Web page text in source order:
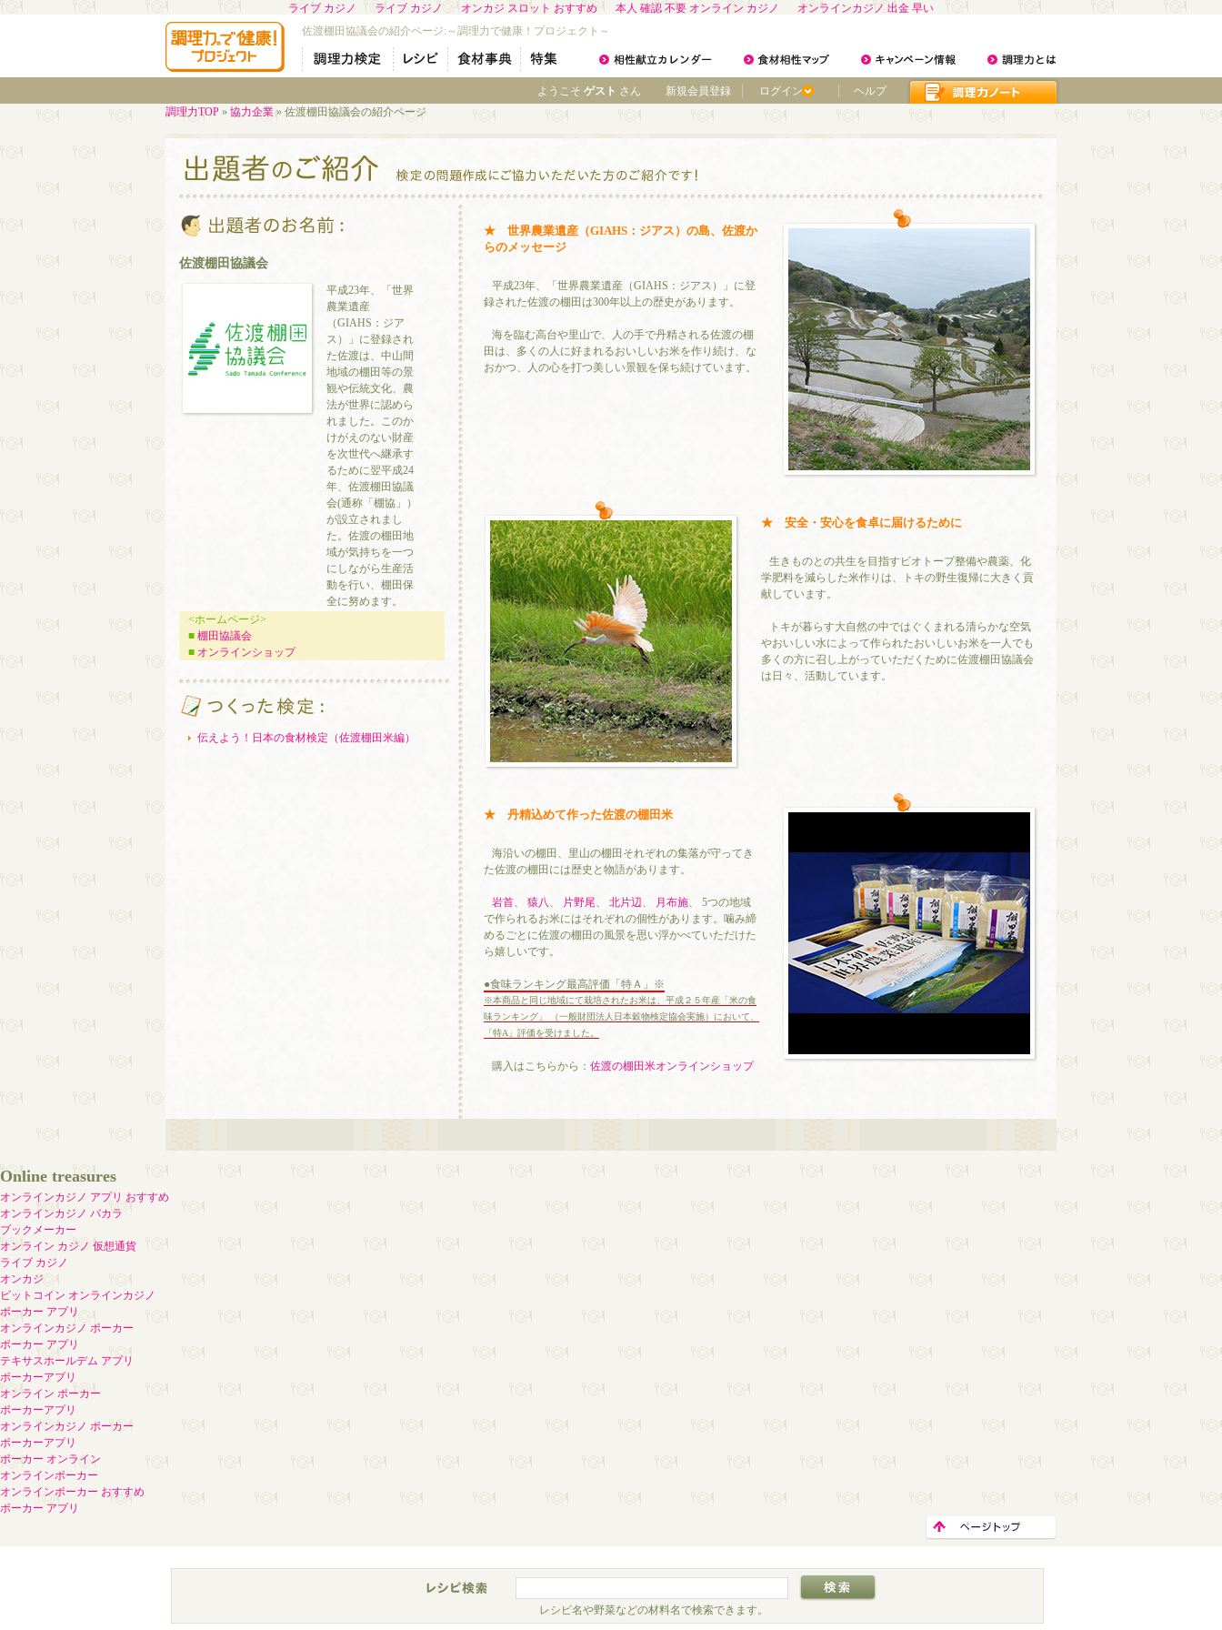
ライブ カジノ ライブ カジノ オンカジ スロット おすすめ 本人 確認 不要 オンライン カジノ
オンラインカジノ 出金 早い
佐渡棚田協議会の紹介ページ:～調理力で健康！プロジェクト～
ヘルプ
ログイン
新規会員登録
ようこそ ゲスト さん
調理力TOP » 協力企業» 佐渡棚田協議会の紹介ページ
佐渡棚田協議会
平成23年、「世界
農業遺産
（GIAHS：ジア
ス）」に登録され
た佐渡は、中山間
地域の棚田等の景
観や伝統文化、農
法が世界に認めら
れました。このか
けがえのない財産
を次世代へ継承す
るために翌平成24
年、佐渡棚田協議
会(通称「棚協」）
が設立されまし
た。佐渡の棚田地
域が気持ちを一つ
にしながら生産活
動を行い、棚田保
全に努めます。
<ホームページ>
■ 棚田協議会
■ オンラインショップ
伝えよう！日本の食材検定（佐渡棚田米編）
★ 世界農業遺産（GIAHS：ジアス）の島、 佐渡か
らのメッセージ
平成23年、「世界農業遺産（GIAHS： ジアス）」に登
録された佐渡の棚田は 300年以上の歴史があります。
海を臨む高台や里山で、人の手で 丹精される佐渡の棚
田は、多くの人に 好まれるおいしいお米を作り続け、な
おかつ、人の心を打つ美しい景観を 保ち続けています。
★ 安全・安心を食卓に届けるために
生きものとの共生を目指すビオトープ整備や農薬、化
学肥料を減らした米作りは、トキの野生復帰に大きく貢
献しています。
トキが暮らす大自然の中ではぐくまれる清らかな空気
やおいしい水によって作られたおいしいお米を一人でも
多くの方に召し上がっていただくために佐渡棚田協議会
は日々、活動しています。
★ 丹精込めて作った佐渡の棚田米
海沿いの棚田、里山の棚田それぞれの集落が守ってき
た佐渡の棚田には歴史と物語があります。
岩首、 猿八、 片野尾、 北片辺、 月布施、 5つの地域
で作られるお米にはそれぞれの個性があります。噛み締
めるごとに佐渡の棚田の風景を思い浮かべていただけた
ら嬉しいです。
●食味ランキング最高評価「特Ａ」※
※本商品と同じ地域にて栽培されたお米は、平成２５年産「米の食
味ランキング」 （一般財団法人日本穀物検定協会実施）において、
「特A」評価を受けました。
購入はこちらから： 佐渡の棚田米オンラインショップ
Online treasures
オンラインカジノ アプリ おすすめ
オンラインカジノ バカラ
ブックメーカー
オンライン カジノ 仮想通貨
ライブ カジノ
オンカジ
ビットコイン オンラインカジノ
ポーカー アプリ
オンラインカジノ ポーカー
ポーカー アプリ
テキサスホールデム アプリ
ポーカーアプリ
オンライン ポーカー
ポーカーアプリ
オンラインカジノ ポーカー
ポーカーアプリ
ポーカー オンライン
オンラインポーカー
オンラインポーカー おすすめ
ポーカー アプリ
レシピ名や野菜などの材料名で検索できます。